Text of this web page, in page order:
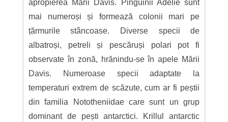
apropierea Mării Davis. Pinguinii Adelie sunt
mai numeroși și formează colonii mari pe
țărmurile stâncoase. Diverse specii de
albatroși, petreli și pescăruși polari pot fi
observate în zonă, hrănindu-se în apele Mării
Davis. Numeroase specii adaptate la
temperaturi extrem de scăzute, cum ar fi peștii
din familia Nototheniidae care sunt un grup
dominant de pești antarctici. Krillul antarctic